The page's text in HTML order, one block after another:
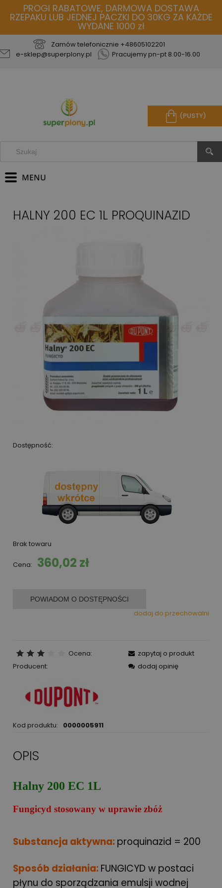
PROGI RABATOWE, DARMOWA DOSTAWA
RZEPAKU LUB JEDNEJ PACZKI DO 30KG ZA KAŻDE
WYDANE 1000 zł
Zamów telefonicznie +48605102201
e-sklep@superplony.pl
Pracujemy pn-pt 8.00-16.00
(PUSTY)
HALNY 200 EC 1L PROQUINAZID
Dostępność:
Brak towaru
Cena: 360,02 zł
POWIADOM O DOSTĘPNOŚCI
dodaj do przechowalni
Ocena:
Producent:
Kod produktu: 0000005911
zapytaj o produkt
dodaj opinię
OPIS
Halny 200 EC 1L
Fungicyd stosowany w uprawie zbóż
Substancja aktywna:proquinazid = 200
Sposób działania:FUNGICYD w postaci
płynu do sporządzania emulsji wodnej